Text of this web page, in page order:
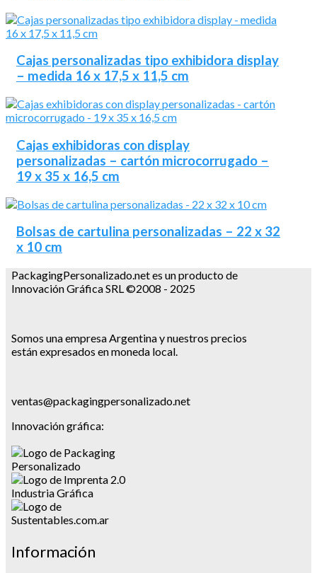
Cajas personalizadas tipo exhibidora display
– medida 16 x 17,5 x 11,5 cm
Cajas exhibidoras con display
personalizadas – cartón microcorrugado –
19 x 35 x 16,5 cm
Bolsas de cartulina personalizadas – 22 x 32
x 10 cm
PackagingPersonalizado.net es un producto de
Innovación Gráfica SRL ©2008 - 2025
Somos una empresa Argentina y nuestros precios
están expresados en moneda local.
ventas@packagingpersonalizado.net
Innovación gráfica:
Información